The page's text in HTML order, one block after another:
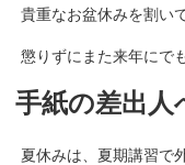
貴重なお盆休みを割い
懲りずにまた来年にで
手紙の差出人
夏休みは、夏期講習で